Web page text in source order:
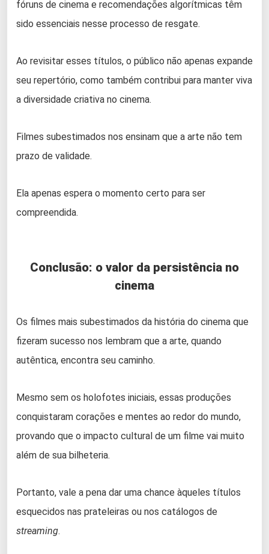
fóruns de cinema e recomendações algorítmicas têm
sido essenciais nesse processo de resgate.
Ao revisitar esses títulos, o público não apenas expande
seu repertório, como também contribui para manter viva
a diversidade criativa no cinema.
Filmes subestimados nos ensinam que a arte não tem
prazo de validade.
Ela apenas espera o momento certo para ser
compreendida.
Conclusão: o valor da persistência no
cinema
Os filmes mais subestimados da história do cinema que
fizeram sucesso nos lembram que a arte, quando
autêntica, encontra seu caminho.
Mesmo sem os holofotes iniciais, essas produções
conquistaram corações e mentes ao redor do mundo,
provando que o impacto cultural de um filme vai muito
além de sua bilheteria.
Portanto, vale a pena dar uma chance àqueles títulos
esquecidos nas prateleiras ou nos catálogos de
streaming.